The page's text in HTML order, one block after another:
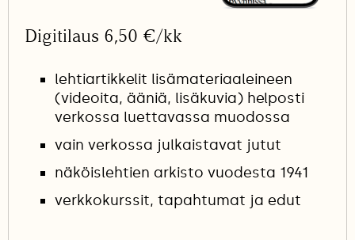
Digitilaus 6,50 €/kk
lehtiartikkelit lisämateriaaleineen
(videoita, ääniä, lisäkuvia) helposti
verkossa luettavassa muodossa
vain verkossa julkaistavat jutut
näköislehtien arkisto vuodesta 1941
verkkokurssit, tapahtumat ja edut